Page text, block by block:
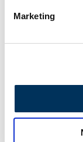
Erfahren Sie
analysieren.
Verwendung
Marketing